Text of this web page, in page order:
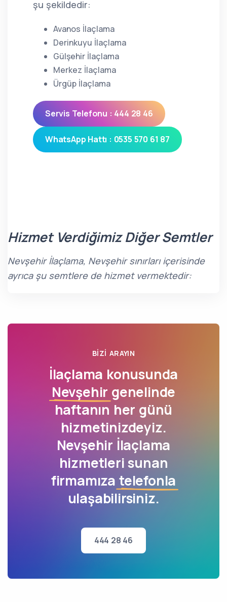
şu şekildedir:
Avanos İlaçlama
Derinkuyu İlaçlama
Gülşehir İlaçlama
Merkez İlaçlama
Ürgüp İlaçlama
Servis Telefonu : 444 28 46
WhatsApp Hattı : 0535 570 61 87
Hizmet Verdiğimiz Diğer Semtler
Nevşehir İlaçlama, Nevşehir sınırları içerisinde
ayrıca şu semtlere de hizmet vermektedir:
BIZI ARAYIN
İlaçlama konusunda
Nevşehir genelinde
haftanın her günü
hizmetinizdeyiz.
Nevşehir İlaçlama
hizmetleri sunan
firmamıza telefonla
ulaşabilirsiniz.
444 28 46